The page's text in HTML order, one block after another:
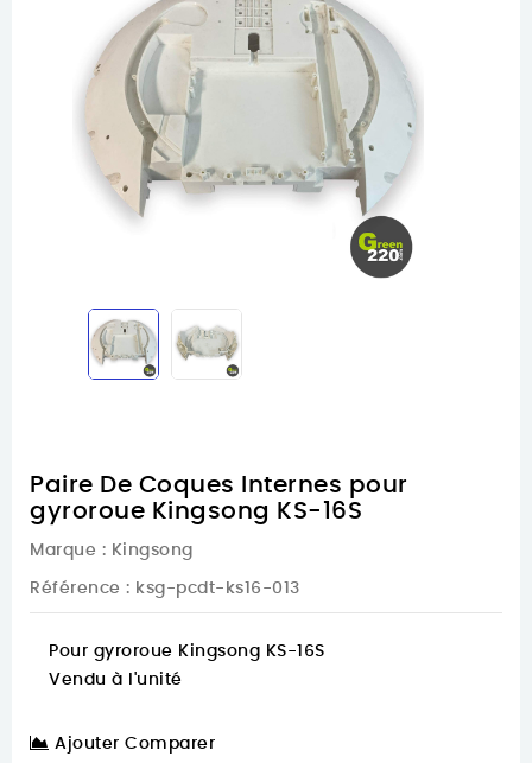
Paire De Coques Internes pour
gyroroue Kingsong KS-16S
Marque : Kingsong
Référence : ksg-pcdt-ks16-013
Pour gyroroue Kingsong KS-16S
Vendu à l'unité
Ajouter Comparer